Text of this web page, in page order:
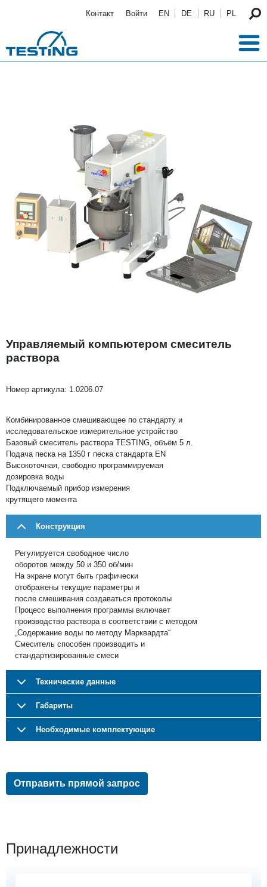
Контакт Войти EN DE RU PL
Управляемый компьютером смеситель
раствора
Номер артикула: 1.0206.07
Комбинированное смешивающее по стандарту и
исследовательское измерительное устройство
Базовый смеситель раствора TESTING, объём 5 л.
Подача песка на 1350 г песка стандарта EN
Высокоточная, свободно программируемая
дозировка воды
Подключаемый прибор измерения
крутящего момента
Конструкция
Регулируется свободное число
оборотов между 50 и 350 об/мин
На экране могут быть графически
отображены текущие параметры и
после смешивания создаваться протоколы
Процесс выполнения программы включает
производство раствора в соответствии с методом
„Содержание воды по методу Марквардта“
Смеситель способен производить и
cтандартизированные смеси
Технические данные
Габариты
Необходимые комплектующие
Отправить прямой запрос
Принадлежности